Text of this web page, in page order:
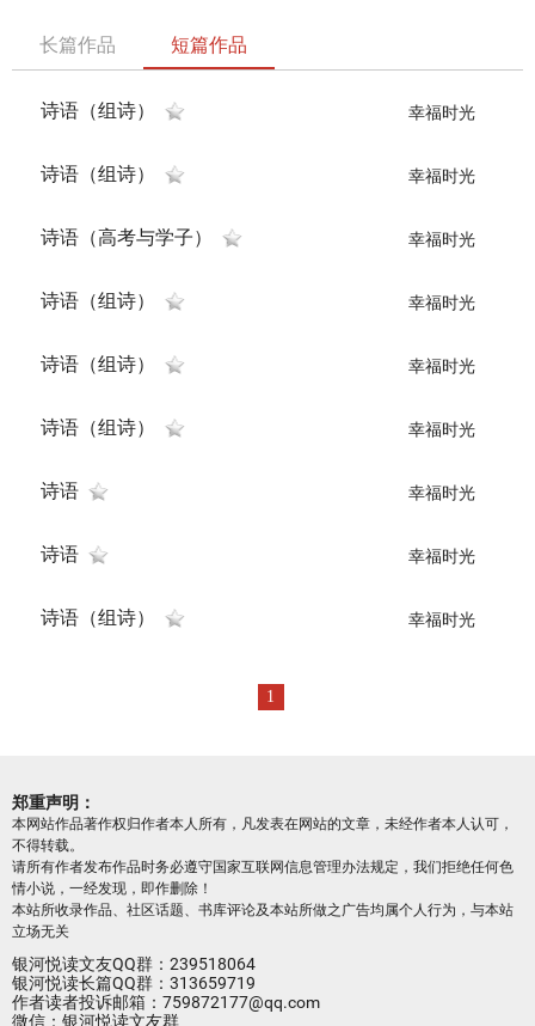
长篇作品 短篇作品
诗语（组诗） 幸福时光
诗语（组诗） 幸福时光
诗语（高考与学子） 幸福时光
诗语（组诗） 幸福时光
诗语（组诗） 幸福时光
诗语（组诗） 幸福时光
诗语 幸福时光
诗语 幸福时光
诗语（组诗） 幸福时光
1
郑重声明：
本网站作品著作权归作者本人所有，凡发表在网站的文章，未经作者本人认可，
不得转载。
请所有作者发布作品时务必遵守国家互联网信息管理办法规定，我们拒绝任何色
情小说，一经发现，即作删除！
本站所收录作品、社区话题、书库评论及本站所做之广告均属个人行为，与本站
立场无关
银河悦读文友QQ群：239518064
银河悦读长篇QQ群：313659719
作者读者投诉邮箱：759872177@qq.com
微信：银河悦读文友群